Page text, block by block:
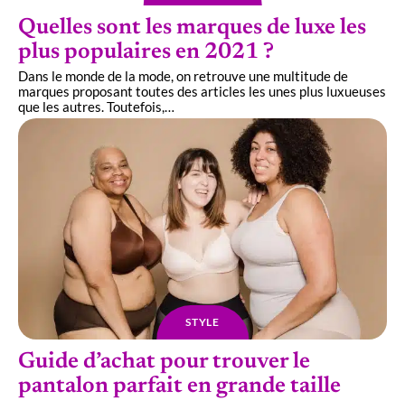
Quelles sont les marques de luxe les
plus populaires en 2021 ?
Dans le monde de la mode, on retrouve une multitude de
marques proposant toutes des articles les unes plus luxueuses
que les autres. Toutefois,…
STYLE
Guide d’achat pour trouver le
pantalon parfait en grande taille